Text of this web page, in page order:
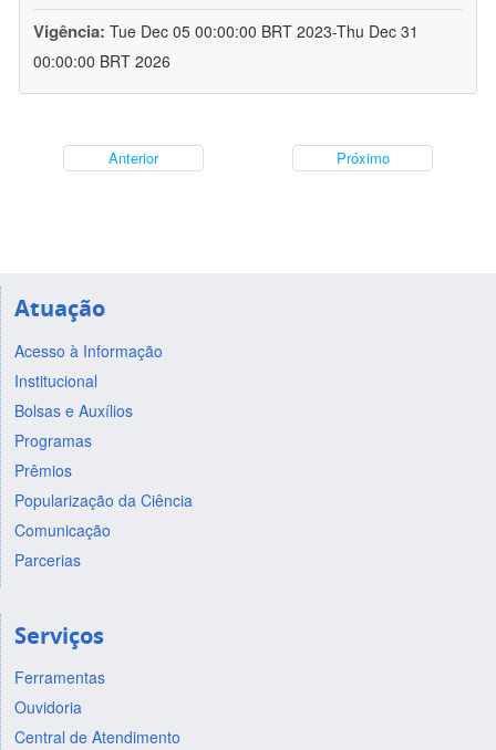
Vigência: Tue Dec 05 00:00:00 BRT 2023-Thu Dec 31
00:00:00 BRT 2026
Anterior Próximo
Atuação
Acesso à Informação
Institucional
Bolsas e Auxílios
Programas
Prêmios
Popularização da Ciência
Comunicação
Parcerias
Serviços
Ferramentas
Ouvidoria
Central de Atendimento